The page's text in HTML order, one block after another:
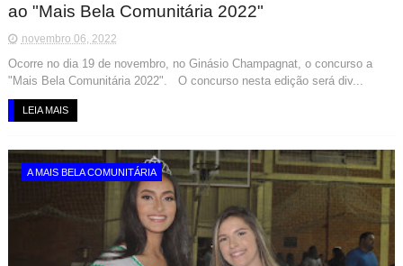
ao "Mais Bela Comunitária 2022"
novembro 06, 2022
Ocorre no dia 19 de novembro, no Ginásio Champagnat, o concurso a
"Mais Bela Comunitária 2022". O concurso nesta edição será div...
LEIA MAIS
A MAIS BELA COMUNITÁRIA